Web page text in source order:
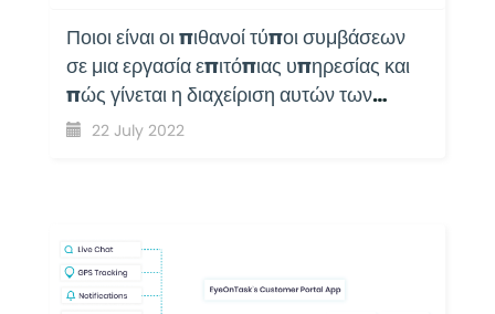
Ποιοι είναι οι πιθανοί τύποι συμβάσεων
σε μια εργασία επιτόπιας υπηρεσίας και
πώς γίνεται η διαχείριση αυτών των
συμβάσεων με το EyeOnTask;
22 July 2022